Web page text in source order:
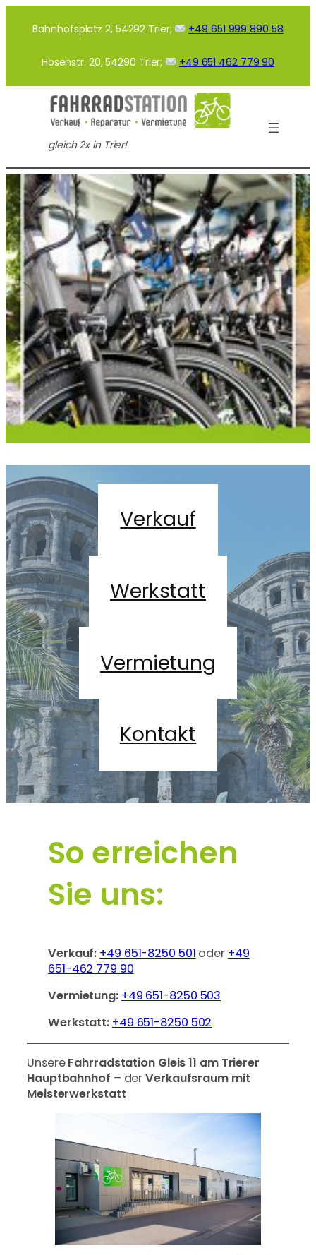
InhaltBahnhofsplatz 2, 54292 Trier; +49 651 999 890 58
Hosenstr. 20, 54290 Trier; +49 651 462 779 90
gleich 2x in Trier!
Verkauf
Werkstatt
Vermietung
Kontakt
So erreichen
Sie uns:
Verkauf: +49 651-8250 501 oder +49
651-462 779 90
Vermietung: +49 651-8250 503
Werkstatt: +49 651-8250 502
UnsereFahrradstation Gleis 11 am Trierer
Hauptbahnhof – derVerkaufsraum mit
Meisterwerkstatt